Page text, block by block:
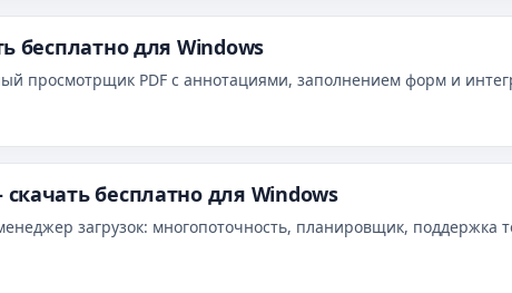
бесплатно для Windows
просмотрщик PDF с аннотациями, заполнением форм и
бесплатно для Windows
загрузок: многопоточность, планировщик, поддержка